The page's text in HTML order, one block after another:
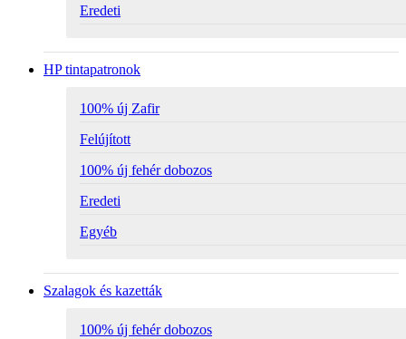
Eredeti
HP tintapatronok
100% új Zafir
Felújított
100% új fehér dobozos
Eredeti
Egyéb
Szalagok és kazetták
100% új fehér dobozos